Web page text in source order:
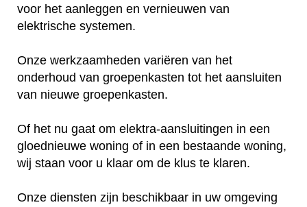
voor het aanleggen en vernieuwen van
elektrische systemen.
Onze werkzaamheden variëren van het
onderhoud van groepenkasten tot het aansluiten
van nieuwe groepenkasten.
Of het nu gaat om elektra-aansluitingen in een
gloednieuwe woning of in een bestaande woning,
wij staan voor u klaar om de klus te klaren.
Onze diensten zijn beschikbaar in uw omgeving